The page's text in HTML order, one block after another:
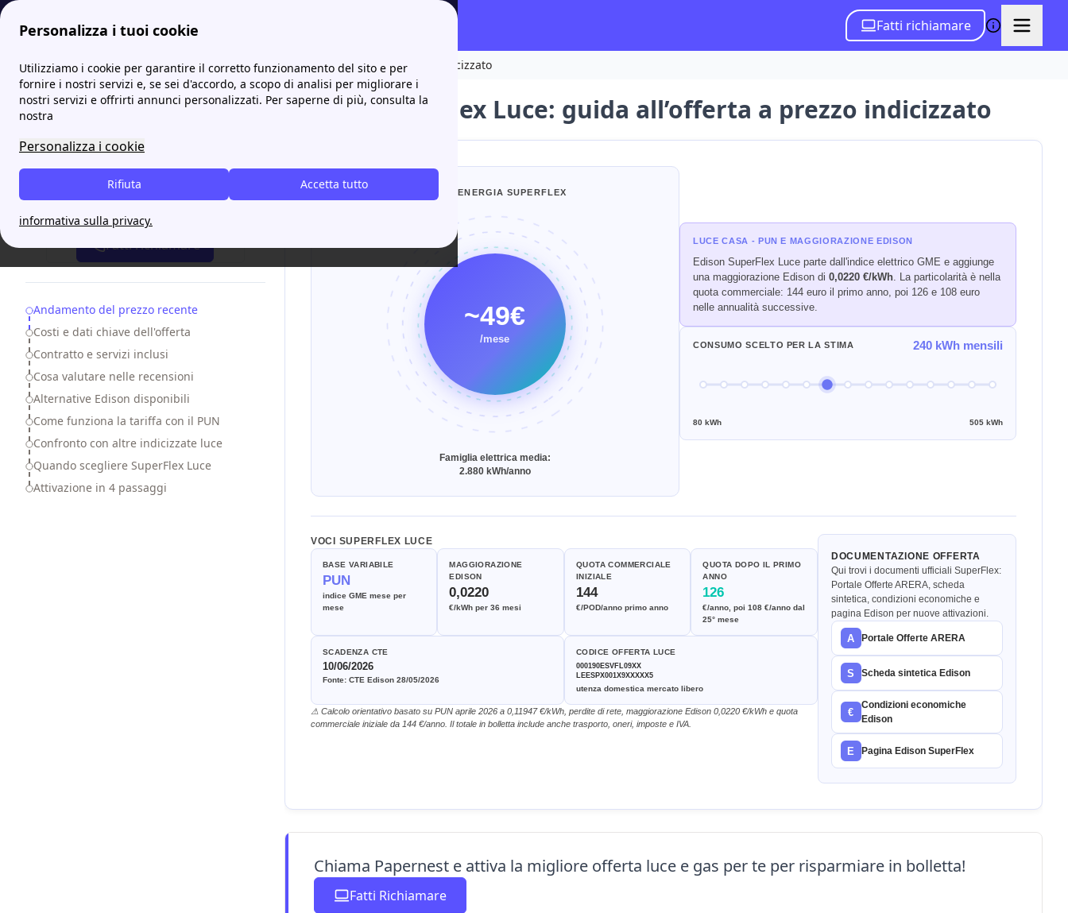
Personalizza i tuoi cookie
Utilizziamo i cookie per garantire il corretto funzionamento del sito e per
fornire i nostri servizi e, se sei d'accordo, a scopo di analisi per migliorare i
nostri servizi e offrirti annunci personalizzati. Per saperne di più, consulta la
nostra
Personalizza i cookie
Accetta tutto
Rifiuta
informativa sulla privacy.
Fatti richiamare
Papernest.it MoreOfferte Edison SuperFlex Luce: guida all’offerta a prezzo indicizzato
Fatti richiamare
Table of Contents
Andamento del prezzo recente
Costi e dati chiave dell'offerta
Contratto e servizi inclusi
Cosa valutare nelle recensioni
Alternative Edison disponibili
Come funziona la tariffa con il PUN
Confronto con altre indicizzate luce
Quando scegliere SuperFlex Luce
Attivazione in 4 passaggi
Edison SuperFlex Luce: guida all’offerta a prezzo indicizzato
STIMA ENERGIA SUPERFLEX
~49€
/mese
Famiglia elettrica media:
2.880 kWh/anno
LUCE CASA - PUN E MAGGIORAZIONE EDISON
Edison SuperFlex Luce parte dall'indice elettrico GME e aggiunge
una maggiorazione Edison di 0,0220 €/kWh. La particolarità è nella
quota commerciale: 144 euro il primo anno, poi 126 e 108 euro
nelle annualità successive.
CONSUMO SCELTO PER LA STIMA 240 kWh mensili
80 kWh 505 kWh
VOCI SUPERFLEX LUCE
BASE VARIABILE
PUN
indice GME mese per
mese
MAGGIORAZIONE
EDISON
0,0220
€/kWh per 36 mesi
QUOTA COMMERCIALE
INIZIALE
144
€/POD/anno primo anno
QUOTA DOPO IL PRIMO
ANNO
126
€/anno, poi 108 €/anno dal
25° mese
SCADENZA CTE
10/06/2026
Fonte: CTE Edison 28/05/2026
CODICE OFFERTA LUCE
000190ESVFL09XX
LEESPX001X9XXXXX5
utenza domestica mercato libero
⚠ Calcolo orientativo basato su PUN aprile 2026 a 0,11947 €/kWh, perdite di rete, maggiorazione Edison 0,0220 €/kWh e quota
commerciale iniziale da 144 €/anno. Il totale in bolletta include anche trasporto, oneri, imposte e IVA.
DOCUMENTAZIONE OFFERTA
Qui trovi i documenti ufficiali SuperFlex:
Portale Offerte ARERA, scheda
sintetica, condizioni economiche e
pagina Edison per nuove attivazioni.
A Portale Offerte ARERA
S Scheda sintetica Edison
€
Condizioni economiche
Edison
E Pagina Edison SuperFlex
Chiama Papernest e attiva la migliore offerta luce e gas per te per risparmiare in bolletta!
Fatti Richiamare